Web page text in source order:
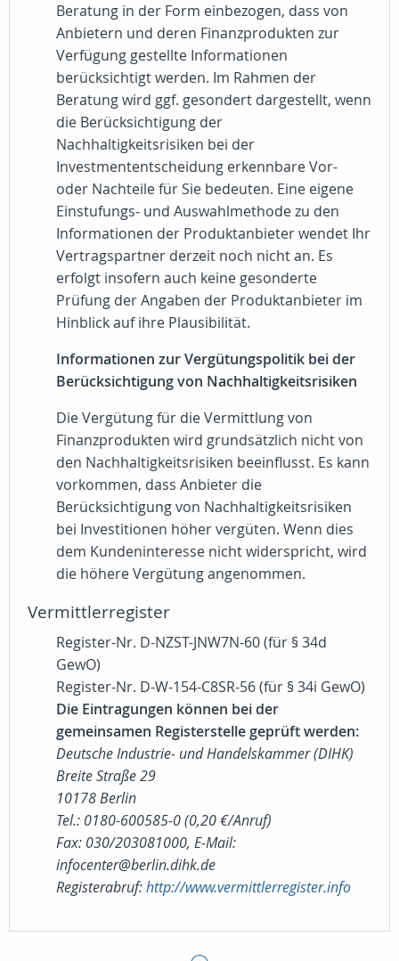
Beratung in der Form einbezogen, dass von
Anbietern und deren Finanzprodukten zur
Verfügung gestellte Informationen
berücksichtigt werden. Im Rahmen der
Beratung wird ggf. gesondert dargestellt, wenn
die Berücksichtigung der
Nachhaltigkeitsrisiken bei der
Investmententscheidung erkennbare Vor-
oder Nachteile für Sie bedeuten. Eine eigene
Einstufungs- und Auswahlmethode zu den
Informationen der Produktanbieter wendet Ihr
Vertragspartner derzeit noch nicht an. Es
erfolgt insofern auch keine gesonderte
Prüfung der Angaben der Produktanbieter im
Hinblick auf ihre Plausibilität.
Informationen zur Vergütungspolitik bei der
Berücksichtigung von Nachhaltigkeitsrisiken
Die Vergütung für die Vermittlung von
Finanzprodukten wird grundsätzlich nicht von
den Nachhaltigkeitsrisiken beeinflusst. Es kann
vorkommen, dass Anbieter die
Berücksichtigung von Nachhaltigkeitsrisiken
bei Investitionen höher vergüten. Wenn dies
dem Kundeninteresse nicht widerspricht, wird
die höhere Vergütung angenommen.
Vermittlerregister
Register-Nr. D-NZST-JNW7N-60 (für § 34d
GewO)
Register-Nr. D-W-154-C8SR-56 (für § 34i GewO)
Die Eintragungen können bei der
gemeinsamen Registerstelle geprüft werden:
Deutsche Industrie- und Handelskammer (DIHK)
Breite Straße 29
10178 Berlin
Tel.: 0180-600585-0 (0,20 €/Anruf)
Fax: 030/203081000, E-Mail:
infocenter@berlin.dihk.de
Registerabruf:http://www.vermittlerregister.info